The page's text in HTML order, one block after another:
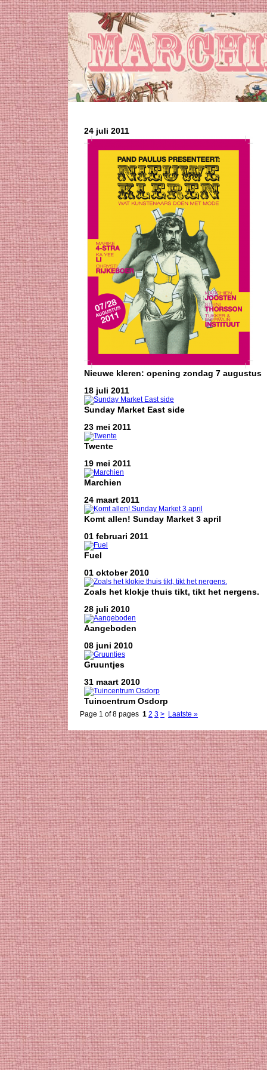
24 juli 2011
Nieuwe kleren: opening zondag 7 augustus
18 juli 2011
Sunday Market East side
23 mei 2011
Twente
19 mei 2011
Marchien
24 maart 2011
Komt allen! Sunday Market 3 april
01 februari 2011
Fuel
01 oktober 2010
Zoals het klokje thuis tikt, tikt het nergens.
28 juli 2010
Aangeboden
08 juni 2010
Gruuntjes
31 maart 2010
Tuincentrum Osdorp
Page 1 of 8 pages 1 2 3 > Laatste »